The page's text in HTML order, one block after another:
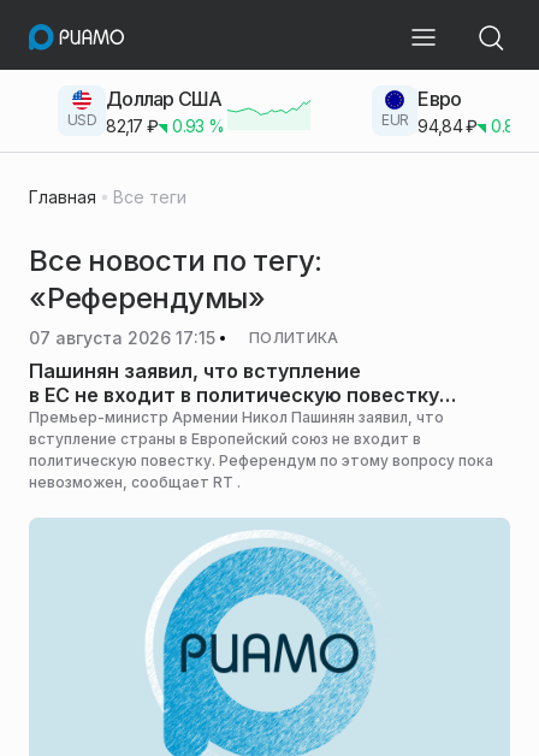
USD
Доллар США
82,17 ₽ 0.93 % EUR
Евро
94,84₽ 0.83
Главная Все теги
Все новости по тегу:
«Референдумы»
07 августа 2026 17:15 ПОЛИТИКА
Пашинян заявил, что вступление
в ЕС не входит в политическую повестку
Армении
Премьер-министр Армении Никол Пашинян заявил, что
вступление страны в Европейский союз не входит в
политическую повестку. Референдум по этому вопросу пока
невозможен, сообщает RT .